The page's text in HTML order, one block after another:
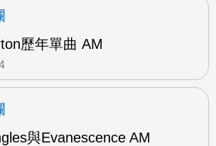
歷年單曲 AM
與Evanescence AM